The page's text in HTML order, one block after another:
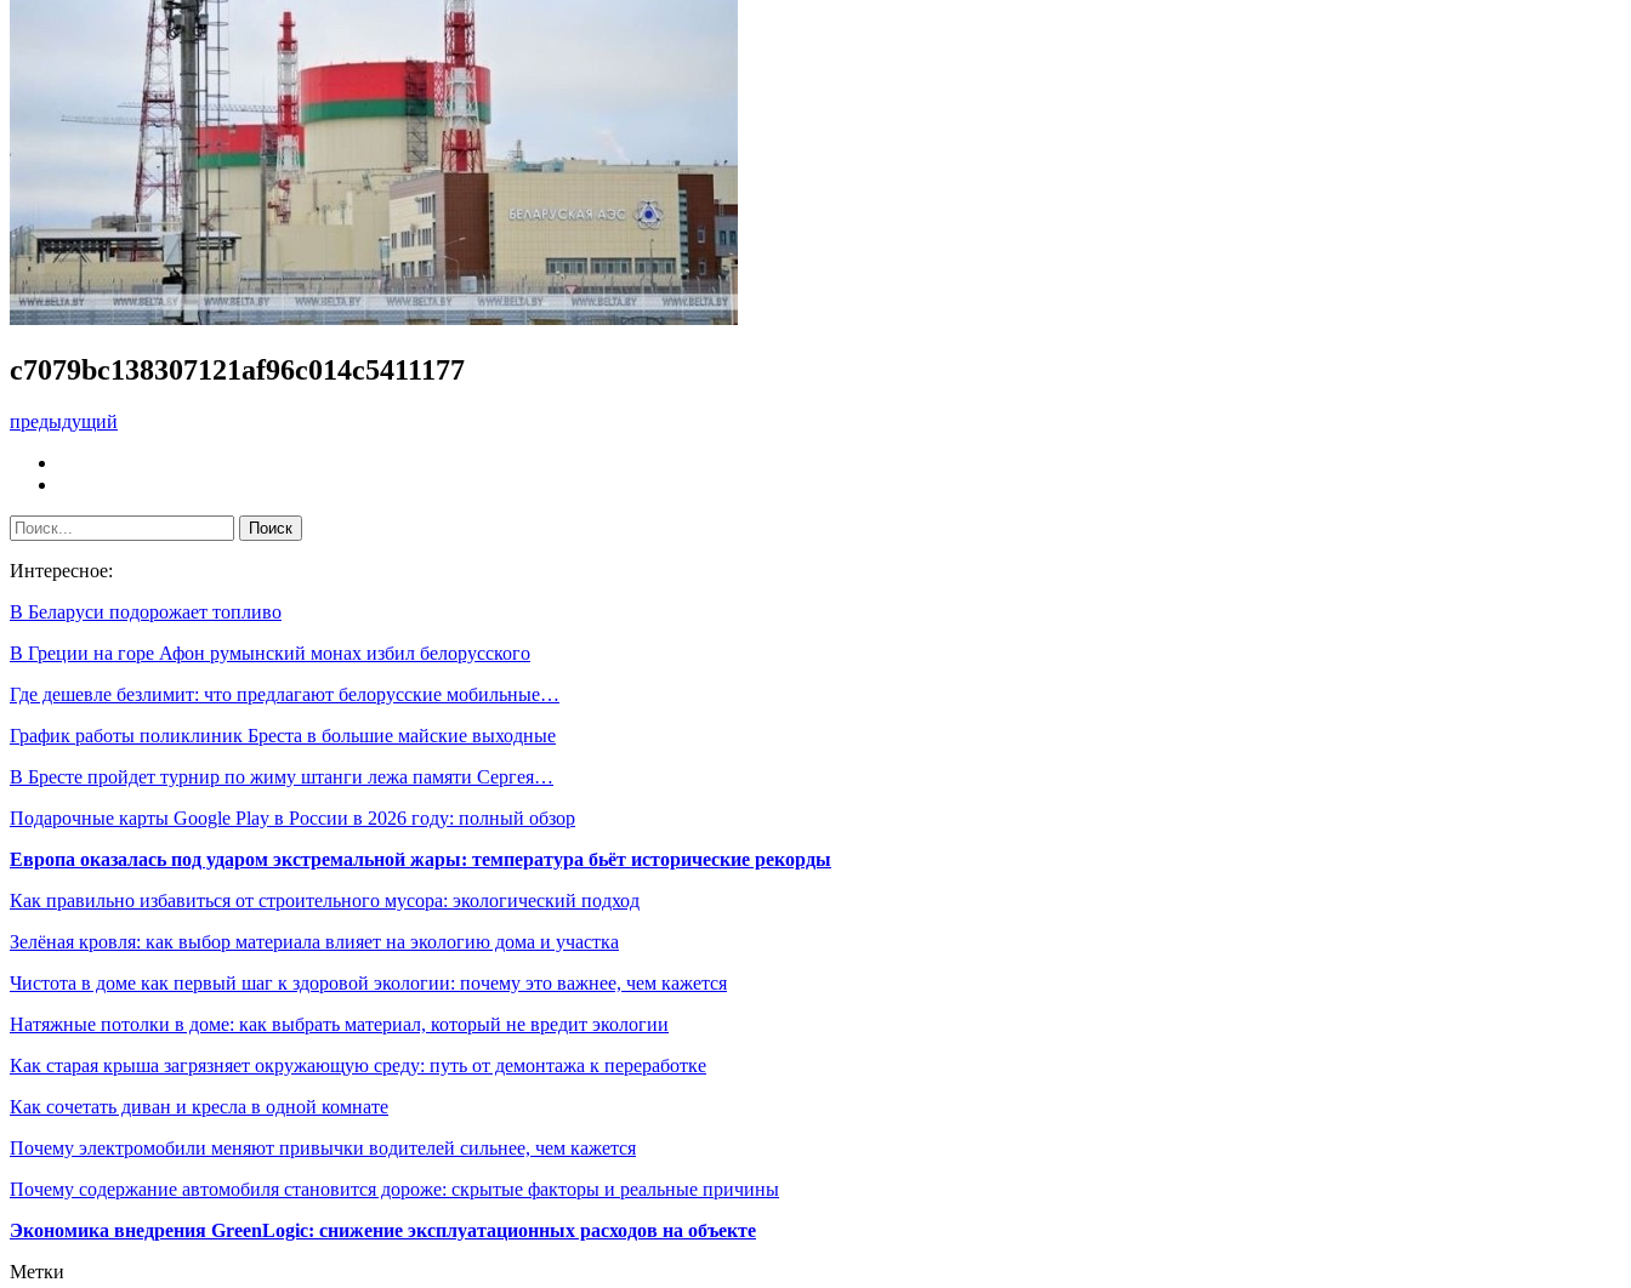
c7079bc138307121af96c014c5411177
предыдущий
Интересное:
В Беларуси подорожает топливо
В Греции на горе Афон румынский монах избил белорусского
Где дешевле безлимит: что предлагают белорусские мобильные…
График работы поликлиник Бреста в большие майские выходные
В Бресте пройдет турнир по жиму штанги лежа памяти Сергея…
Подарочные карты Google Play в России в 2026 году: полный обзор
Европа оказалась под ударом экстремальной жары: температура бьёт исторические рекорды
Как правильно избавиться от строительного мусора: экологический подход
Зелёная кровля: как выбор материала влияет на экологию дома и участка
Чистота в доме как первый шаг к здоровой экологии: почему это важнее, чем кажется
Натяжные потолки в доме: как выбрать материал, который не вредит экологии
Как старая крыша загрязняет окружающую среду: путь от демонтажа к переработке
Как сочетать диван и кресла в одной комнате
Почему электромобили меняют привычки водителей сильнее, чем кажется
Почему содержание автомобиля становится дороже: скрытые факторы и реальные причины
Экономика внедрения GreenLogic: снижение эксплуатационных расходов на объекте
Метки